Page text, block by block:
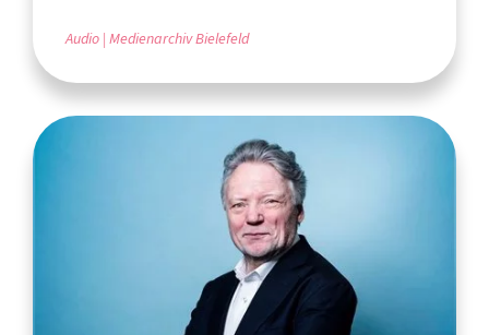
Audio Medienarchiv Bielefeld